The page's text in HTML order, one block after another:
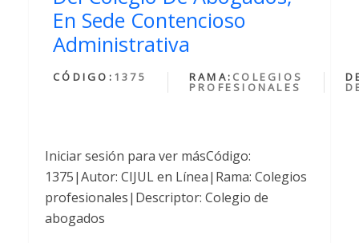
En Sede Contencioso
Administrativa
CÓDIGO: 1375 RAMA: COLEGIOS
PROFESIONALES
Iniciar sesión para ver másCódigo:
1375|Autor: CIJUL en Línea|Rama: Colegios
profesionales|Descriptor: Colegio de
abogados